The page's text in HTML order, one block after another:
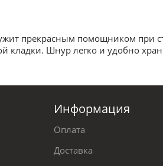
прекрасным помощником при
Шнур легко и удобно
Информация
Оплата
Доставка